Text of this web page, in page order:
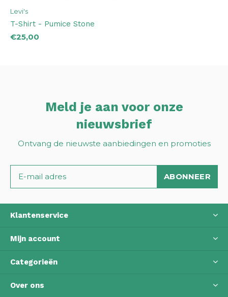
Levi's
T-Shirt - Pumice Stone
€25,00
Meld je aan voor onze
nieuwsbrief
Ontvang de nieuwste aanbiedingen en promoties
ABONNEER
Klantenservice
Mijn account
Categorieën
Over ons